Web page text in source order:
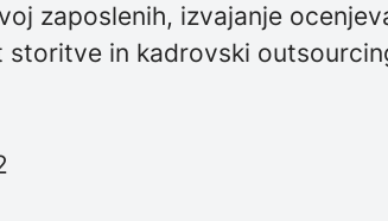
zaposlenih, izvajanje
storitve in kadrovski